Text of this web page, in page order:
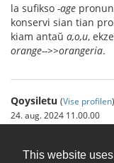
This website
la sufikso -age
konservi sian tian
kiam antaŭ a,o,u,
orange-->>orangeria.
Qoysiletu (Vise profilen)
24. aug. 2024 11.00.00